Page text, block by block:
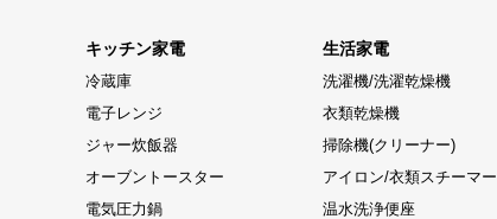
キッチン家電
冷蔵庫
電子レンジ
ジャー炊飯器
オーブントースター
電気圧力鍋
生活家電
洗濯機/洗濯乾燥機
衣類乾燥機
掃除機(クリーナー)
アイロン/衣類スチーマー
温水洗浄便座